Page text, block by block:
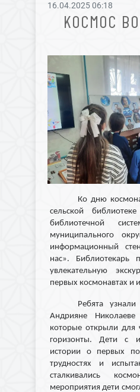
16.04.2025 06:18
КОСМОС
Ко дню
сельской
библиотечной
муниципального
информационный
нас». Библиотекарь
увлекательную
первых космонавтах и
Ребята
Андрияне
которые открыли для
горизонты. Дети с
истории о первых
трудностях и
сталкивались
мероприятия дети